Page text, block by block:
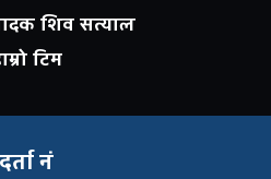
शिव सत्याल
टिम
दर्ता नं